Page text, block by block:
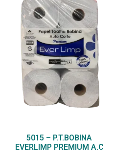
5015 – P.T.BOBINA
EVERLIMP PREMIUM A.C